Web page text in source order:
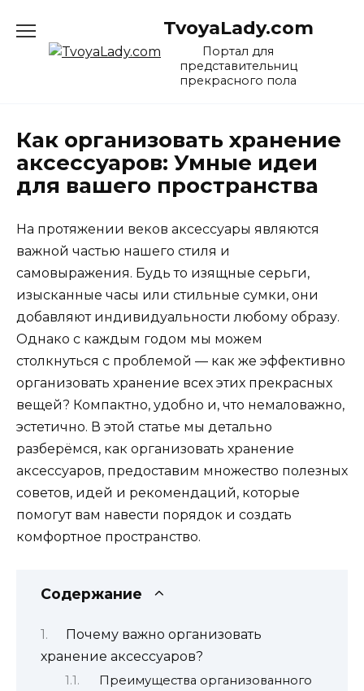
содержанию
TvoyaLady.com
Портал для
представительниц
прекрасного пола
Как организовать хранение
аксессуаров: Умные идеи
для вашего пространства
На протяжении веков аксессуары являются
важной частью нашего стиля и
самовыражения. Будь то изящные серьги,
изысканные часы или стильные сумки, они
добавляют индивидуальности любому образу.
Однако с каждым годом мы можем
столкнуться с проблемой — как же эффективно
организовать хранение всех этих прекрасных
вещей? Компактно, удобно и, что немаловажно,
эстетично. В этой статье мы детально
разберёмся, как организовать хранение
аксессуаров, предоставим множество полезных
советов, идей и рекомендаций, которые
помогут вам навести порядок и создать
комфортное пространство.
Содержание
Почему важно организовать
хранение аксессуаров?
Преимущества организованного